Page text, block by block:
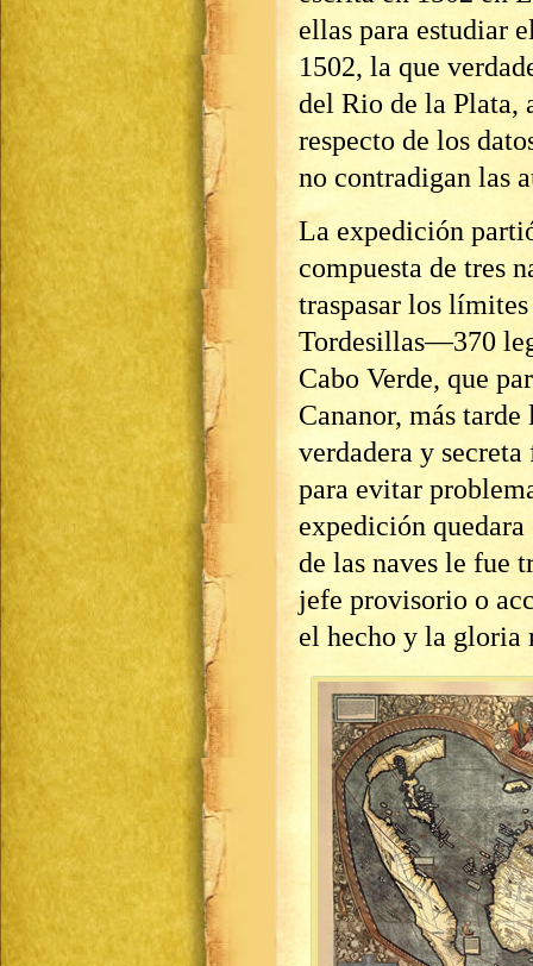
ellas para estudiar
1502, la que
del Rio de la Plata,
respecto de los
no contradigan las
La expedición
compuesta de tres
traspasar los
Tordesillas―370
Cabo Verde, que
Cananor, más
verdadera y
para evitar
expedición
de las naves le fue
jefe provisorio o
el hecho y la gloria